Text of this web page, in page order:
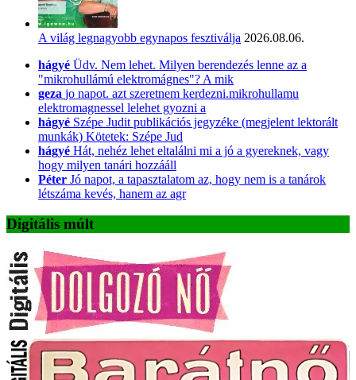
A világ legnagyobb egynapos fesztiválja 2026.08.06.
hágyé Üdv. Nem lehet. Milyen berendezés lenne az a
"mikrohullámú elektromágnes"? A mik
geza jo napot. azt szeretnem kerdezni.mikrohullamu
elektromagnessel lelehet gyozni a
hágyé Szépe Judit publikációs jegyzéke (megjelent lektorált
munkák) Kötetek: Szépe Jud
hágyé Hát, nehéz lehet eltalálni mi a jó a gyereknek, vagy
hogy milyen tanári hozzááll
Péter Jó napot, a tapasztalatom az, hogy nem is a tanárok
létszáma kevés, hanem az agr
Digitális múlt